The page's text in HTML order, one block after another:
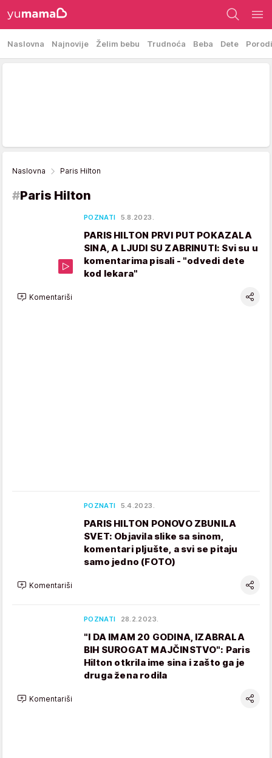
Naslovna Najnovije Želim bebu Trudnoća Beba Dete
Naslovna Paris Hilton
#Paris Hilton
POZNATI 5.8.2023.
PARIS HILTON PRVI PUT POKAZALA
SINA, A LJUDI SU ZABRINUTI: Svi su u
komentarima pisali - "odvedi dete
kod lekara"
Komentariši
POZNATI 5.4.2023.
PARIS HILTON PONOVO ZBUNILA
SVET: Objavila slike sa sinom,
komentari pljušte, a svi se pitaju
samo jedno (FOTO)
Komentariši
POZNATI 28.2.2023.
"I DA IMAM 20 GODINA, IZABRALA
BIH SUROGAT MAJČINSTVO": Paris
Hilton otkrila ime sina i zašto ga je
druga žena rodila
Komentariši